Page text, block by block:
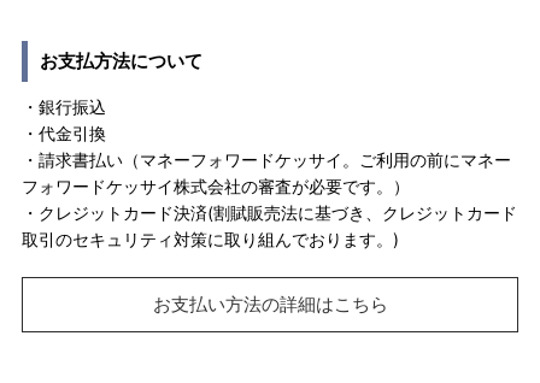
お支払方法について
・銀行振込
・代金引換
・請求書払い（マネーフォワードケッサイ。ご利用の前にマネー
フォワードケッサイ株式会社の審査が必要です。）
・クレジットカード決済(割賦販売法に基づき、クレジットカード
取引のセキュリティ対策に取り組んでおります。)
お支払い方法の詳細はこちら